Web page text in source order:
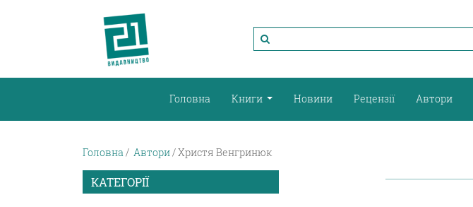
Головна Книги Новини Рецензії Автори
Головна Автори Христя Венгринюк
КАТЕГОРІЇ